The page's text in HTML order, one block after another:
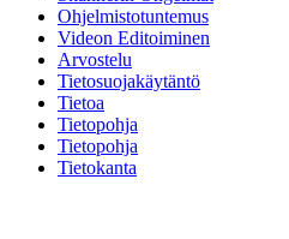
Ohjelmistotuntemus
Videon Editoiminen
Arvostelu
Tietosuojakäytäntö
Tietoa
Tietopohja
Tietopohja
Tietokanta